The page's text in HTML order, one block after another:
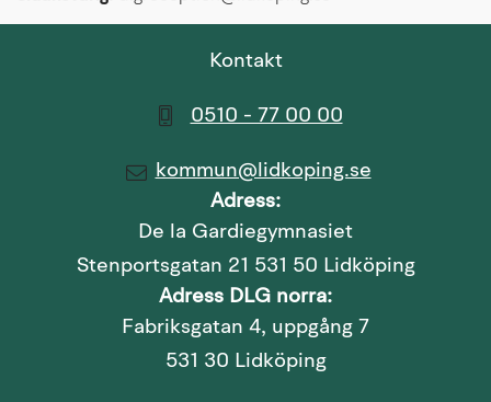
Kontakt
0510 - 77 00 00
kommun@lidkoping.se
Adress:
De la Gardiegymnasiet
Stenportsgatan 21 531 50 Lidköping
Adress DLG norra:
Fabriksgatan 4, uppgång 7
531 30 Lidköping